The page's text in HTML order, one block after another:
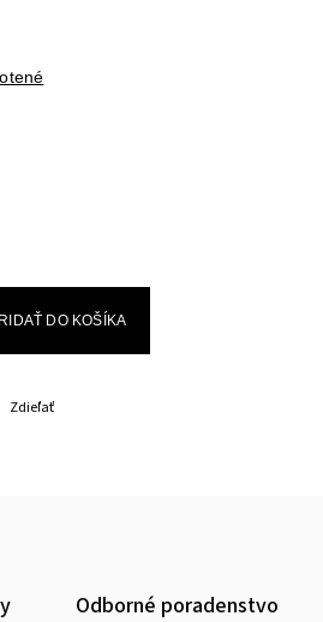
DO KOŠÍKA
Zdieľať
Odborné poradenstvo